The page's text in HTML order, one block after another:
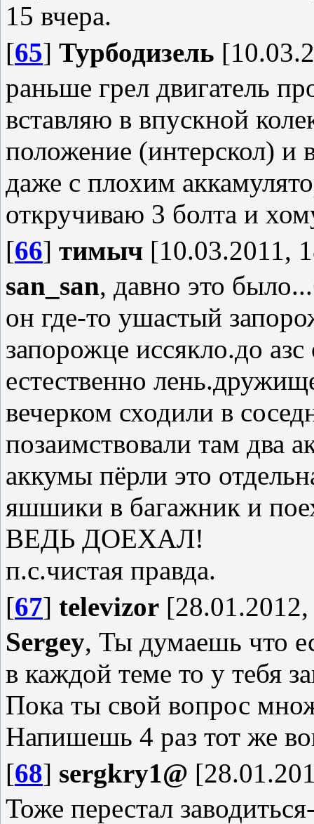
15 вчера.
[65] Турбодизель
раньше грел двигатель
вставляю в впускной
положение (интерскол) и
даже с плохим
откручиваю 3 болта и
[66] тимыч [10.03.2011,
san_san, давно это
он где-то ушастый
запорожце иссякло.до
естественно
вечерком сходили в
позаимствовали там два
аккумы пёрли это
яшшики в багажник и
ВЕДЬ ДОЕХАЛ!
п.с.чистая правда.
[67] televizor
Sergey, Ты думаешь что
в каждой теме то у тебя
Пока ты свой вопрос
Напишешь 4 раз тот же
[68] sergkry1@
Тоже перестал